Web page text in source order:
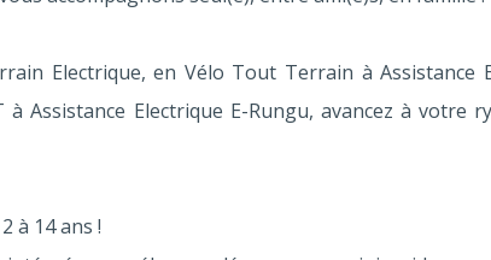
Electrique, en Vélo Tout Terrain à Assistance
à Assistance Electrique E-Rungu, avancez à votre
à 14 ans !